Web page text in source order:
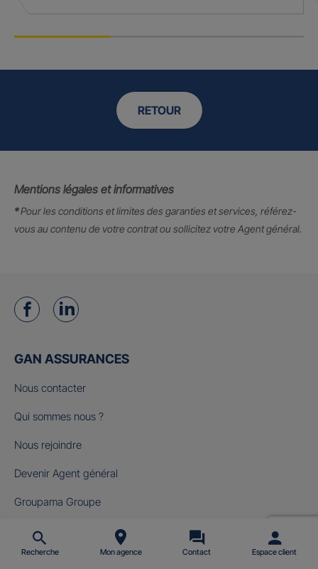
RETOUR
Mentions légales et informatives
*Pour les conditions et limites des garanties et services, référez-
vous au contenu de votre contrat ou sollicitez votre Agent général.
Recherche Mon agence Contact Espace client
GAN ASSURANCES
Nous contacter
Qui sommes nous ?
Nous rejoindre
Devenir Agent général
Groupama Groupe
Fondation Gan pour le Cinéma
NOS OFFRES